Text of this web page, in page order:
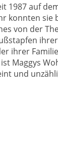
1987 auf
konnten sie
von der
ihrer
Maggys
und